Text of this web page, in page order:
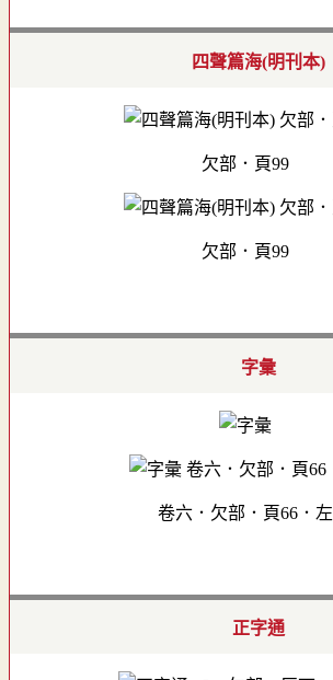
四聲篇海(明刊本)
欠部．頁99
欠部．頁99
字彙
卷六．欠部．頁66．左
正字通